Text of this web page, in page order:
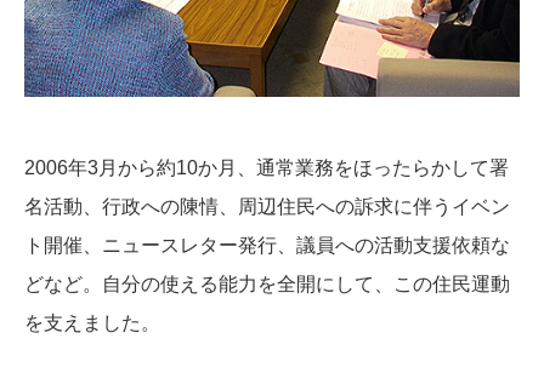
2006年3月から約10か月、通常業務をほったらかして署
名活動、行政への陳情、周辺住民への訴求に伴うイベン
ト開催、ニュースレター発行、議員への活動支援依頼な
どなど。自分の使える能力を全開にして、この住民運動
を支えました。